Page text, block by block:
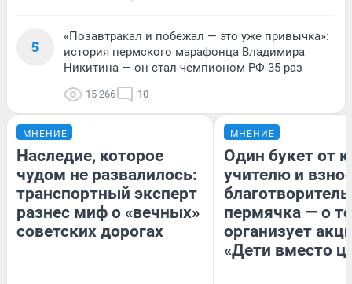
5
«Позавтракал и побежал — это уже привычка»:
история пермского марафонца Владимира
Никитина — он стал чемпионом РФ 35 раз
15 266 10
МНЕНИЕ
Наследие, которое
чудом не развалилось:
транспортный эксперт
разнес миф о «вечных»
советских дорогах
МНЕНИЕ
Один букет от
учителю и
пермячка — о
организует
«Дети вместо